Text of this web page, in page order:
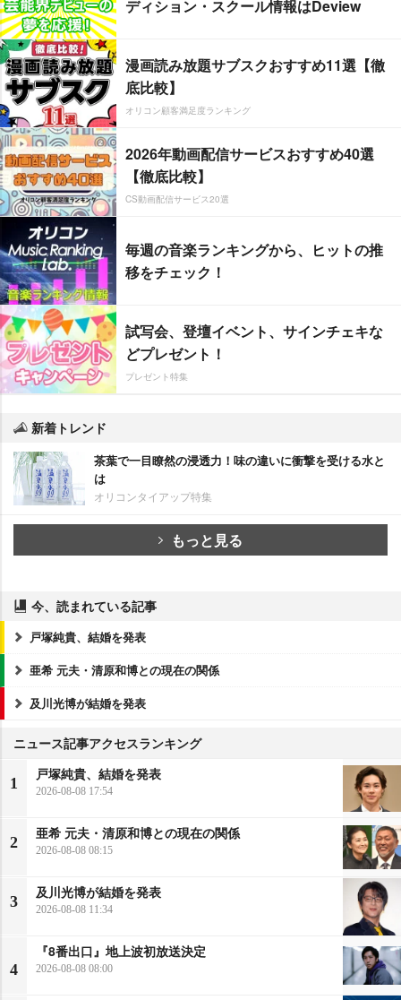
ディション・スクール情報はDeview
漫画読み放題サブスクおすすめ11選【徹
底比較】
オリコン顧客満足度ランキング
2026年動画配信サービスおすすめ40選
【徹底比較】
CS動画配信サービス20選
毎週の音楽ランキングから、ヒットの推
移をチェック！
試写会、登壇イベント、サインチェキな
どプレゼント！
プレゼント特集
新着トレンド
茶葉で一目瞭然の浸透力！味の違いに衝撃を受ける水と
は
オリコンタイアップ特集
もっと見る
今、読まれている記事
戸塚純貴、結婚を発表
亜希 元夫・清原和博との現在の関係
及川光博が結婚を発表
ニュース記事アクセスランキング
1
戸塚純貴、結婚を発表
2026-08-08 17:54
2
亜希 元夫・清原和博との現在の関係
2026-08-08 08:15
3
及川光博が結婚を発表
2026-08-08 11:34
4
『8番出口』地上波初放送決定
2026-08-08 08:00